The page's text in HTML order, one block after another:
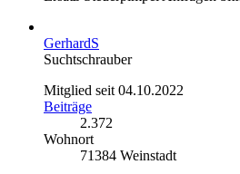
GerhardS
Suchtschrauber
Mitglied seit 04.10.2022
Beiträge
2.372
Wohnort
71384 Weinstadt